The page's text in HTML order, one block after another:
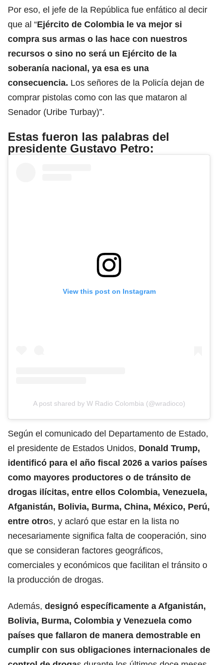
Por eso, el jefe de la República fue enfático al decir
que al “Ejército de Colombia le va mejor si
compra sus armas o las hace con nuestros
recursos o sino no será un Ejército de la
soberanía nacional, ya esa es una
consecuencia. Los señores de la Policía dejan de
comprar pistolas como con las que mataron al
Senador (Uribe Turbay)”.
Estas fueron las palabras del
presidente Gustavo Petro:
View this post on Instagram
A post shared by W Radio Colombia (@wradioco)
Según el comunicado del Departamento de Estado,
el presidente de Estados Unidos, Donald Trump,
identificó para el año fiscal 2026 a varios países
como mayores productores o de tránsito de
drogas ilícitas, entre ellos Colombia, Venezuela,
Afganistán, Bolivia, Burma, China, México, Perú,
entre otros, y aclaró que estar en la lista no
necesariamente significa falta de cooperación, sino
que se consideran factores geográficos,
comerciales y económicos que facilitan el tránsito o
la producción de drogas.
Además, designó específicamente a Afganistán,
Bolivia, Burma, Colombia y Venezuela como
países que fallaron de manera demostrable en
cumplir con sus obligaciones internacionales de